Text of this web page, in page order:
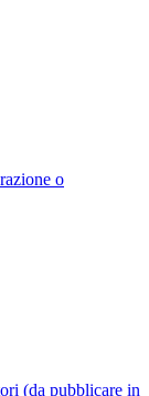
o
(da pubblicare in